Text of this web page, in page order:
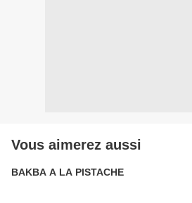
Vous aimerez aussi
BAKBA A LA PISTACHE